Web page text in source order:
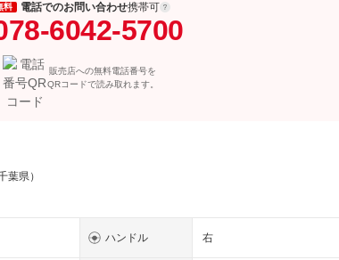
料 電話でのお問い合わせ携帯可
6042-5700
販売店への無料電話番号を
QRコードで読み取れます。
葉県）
ハンドル 右